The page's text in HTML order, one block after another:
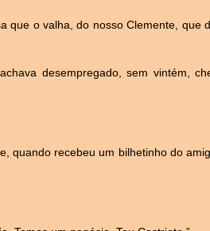
que o valha, do nosso Clemente, que
desempregado, sem vintém,
quando recebeu um bilhetinho do